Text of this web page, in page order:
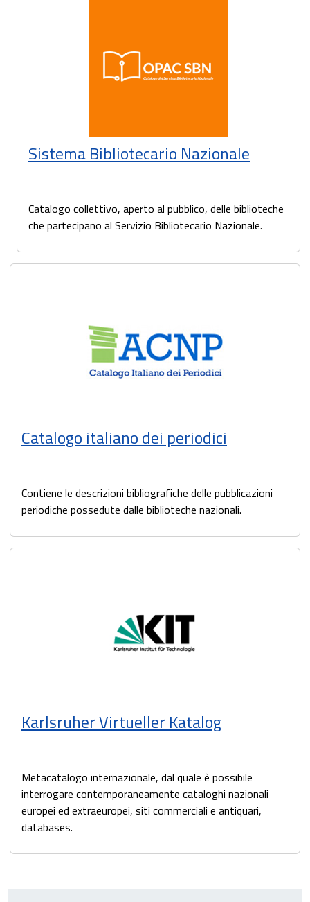
Sistema Bibliotecario Nazionale
Catalogo collettivo, aperto al pubblico, delle biblioteche
che partecipano al Servizio Bibliotecario Nazionale.
Catalogo italiano dei periodici
Contiene le descrizioni bibliografiche delle pubblicazioni
periodiche possedute dalle biblioteche nazionali.
Karlsruher Virtueller Katalog
Metacatalogo internazionale, dal quale è possibile
interrogare contemporaneamente cataloghi nazionali
europei ed extraeuropei, siti commerciali e antiquari,
databases.